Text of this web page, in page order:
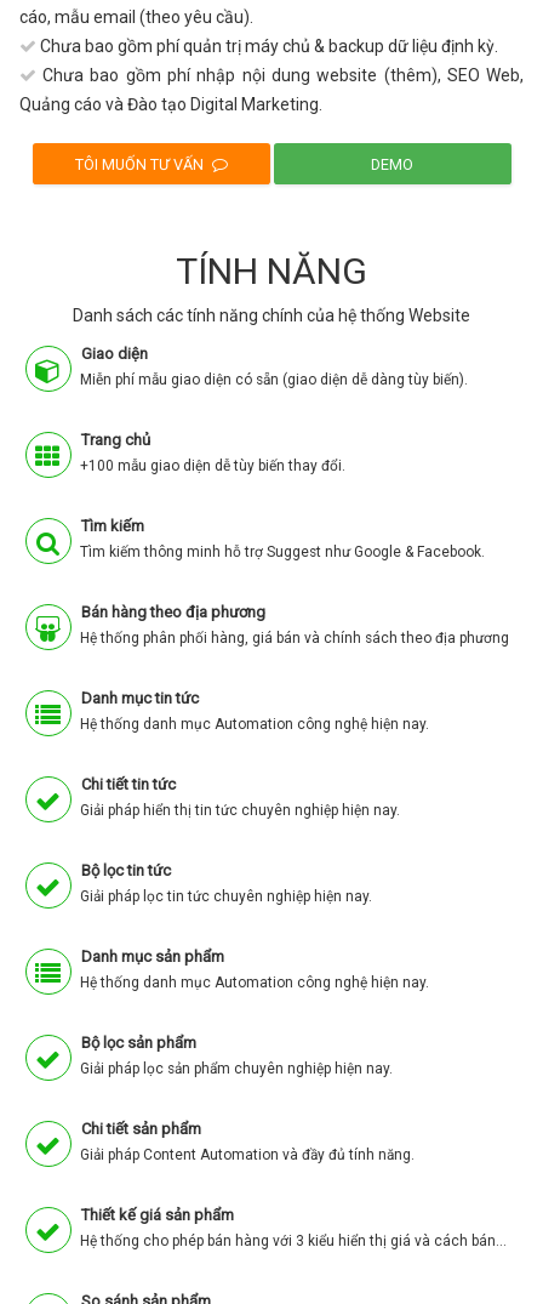
cáo, mẫu email (theo yêu cầu).
Chưa bao gồm phí quản trị máy chủ & backup dữ liệu định kỳ.
Chưa bao gồm phí nhập nội dung website (thêm), SEO Web,
Quảng cáo và Đào tạo Digital Marketing.
TÍNH NĂNG
Danh sách các tính năng chính của hệ thống Website
Giao diện
Miễn phí mẫu giao diện có sẵn (giao diện dễ dàng tùy biến).
Trang chủ
+100 mẫu giao diện dễ tùy biến thay đổi.
Tìm kiếm
Tìm kiếm thông minh hỗ trợ Suggest như Google & Facebook.
Bán hàng theo địa phương
Hệ thống phân phối hàng, giá bán và chính sách theo địa phương
Danh mục tin tức
Hệ thống danh mục Automation công nghệ hiện nay.
Chi tiết tin tức
Giải pháp hiển thị tin tức chuyên nghiệp hiện nay.
Bộ lọc tin tức
Giải pháp lọc tin tức chuyên nghiệp hiện nay.
Danh mục sản phẩm
Hệ thống danh mục Automation công nghệ hiện nay.
Bộ lọc sản phẩm
Giải pháp lọc sản phẩm chuyên nghiệp hiện nay.
Chi tiết sản phẩm
Giải pháp Content Automation và đầy đủ tính năng.
Thiết kế giá sản phẩm
Hệ thống cho phép bán hàng với 3 kiểu hiển thị giá và cách bán khác nhau.